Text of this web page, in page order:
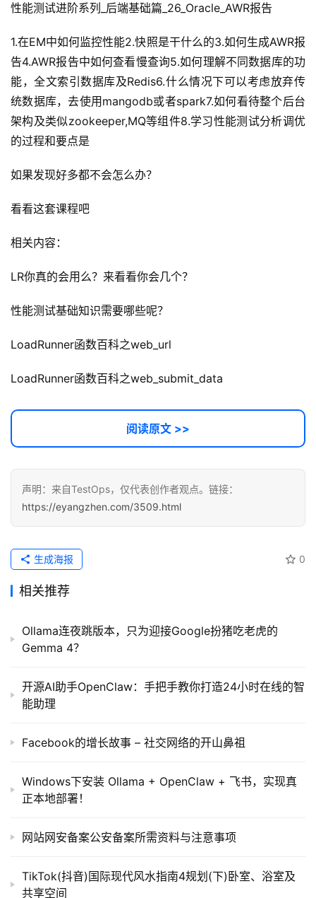
性能测试进阶系列_后端基础篇_26_Oracle_AWR报告
1.在EM中如何监控性能2.快照是干什么的3.如何生成AWR报
告4.AWR报告中如何查看慢查询5.如何理解不同数据库的功
能，全文索引数据库及Redis6.什么情况下可以考虑放弃传
统数据库，去使用mangodb或者spark7.如何看待整个后台
架构及类似zookeeper,MQ等组件8.学习性能测试分析调优
的过程和要点是
如果发现好多都不会怎么办？
看看这套课程吧
相关内容：
LR你真的会用么？来看看你会几个？
性能测试基础知识需要哪些呢？
LoadRunner函数百科之web_url
LoadRunner函数百科之web_submit_data
阅读原文 >>
声明：来自TestOps，仅代表创作者观点。链接：
https://eyangzhen.com/3509.html
0
生成海报
相关推荐
Ollama连夜跳版本，只为迎接Google扮猪吃老虎的
Gemma 4？
开源AI助手OpenClaw：手把手教你打造24小时在线的智
能助理
Facebook的增长故事 – 社交网络的开山鼻祖
Windows下安装 Ollama + OpenClaw + 飞书，实现真
正本地部署！
网站网安备案公安备案所需资料与注意事项
TikTok(抖音)国际现代风水指南4规划(下)卧室、浴室及
共享空间